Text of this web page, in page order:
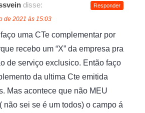
disse:
de 2021 às 15:03
faço uma CTe complementar por
recebo um “X” da empresa pra
de serviço exclusico. Então faço
da ultima Cte emitida
Mas acontece que não MEU
não sei se é um todos) o campo á
Responder